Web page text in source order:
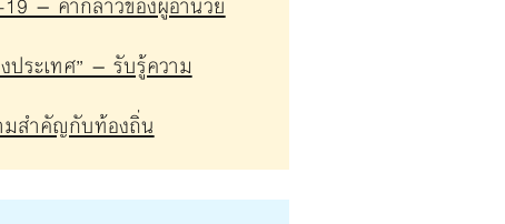
ระเทศ” – รับรู้ความ
มสำคัญกับท้องถิ่น